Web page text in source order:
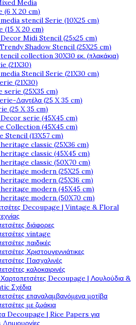
Media
(6 X 20 cm)
stencil Serie (10X25 cm)
(15 X 20 cm)
Midi Stencil (25x25 cm)
Shadow Stencil (25X25 cm)
collection 30X30 εκ. (πλακάκια)
(21X30)
Stencil Serie (21X30 cm)
(21X30)
serie (25X35 cm)
Δαντέλα (25 X 35 cm)
(25 X 35 cm)
serie (45X45 cm)
Collection (45X45 cm)
Stencil (13X57 cm)
classic (25X36 cm)
classic (45X45 cm)
classic (50X70 cm)
modern (25X25 cm)
modern (25X36 cm)
modern (45X45 cm)
modern (50X70 cm)
Decoupage | Vintage & Floral
διάφορες
vintage
παιδικές
Χριστουγεννιάτικες
Πασχαλινές
καλοκαιρινές
Decoupage | Λουλούδια &
Σχέδια
επαναλαμβανόμενα μοτίβα
με ζωάκια
Decoupage | Rice Papers για
Δημιουργίες